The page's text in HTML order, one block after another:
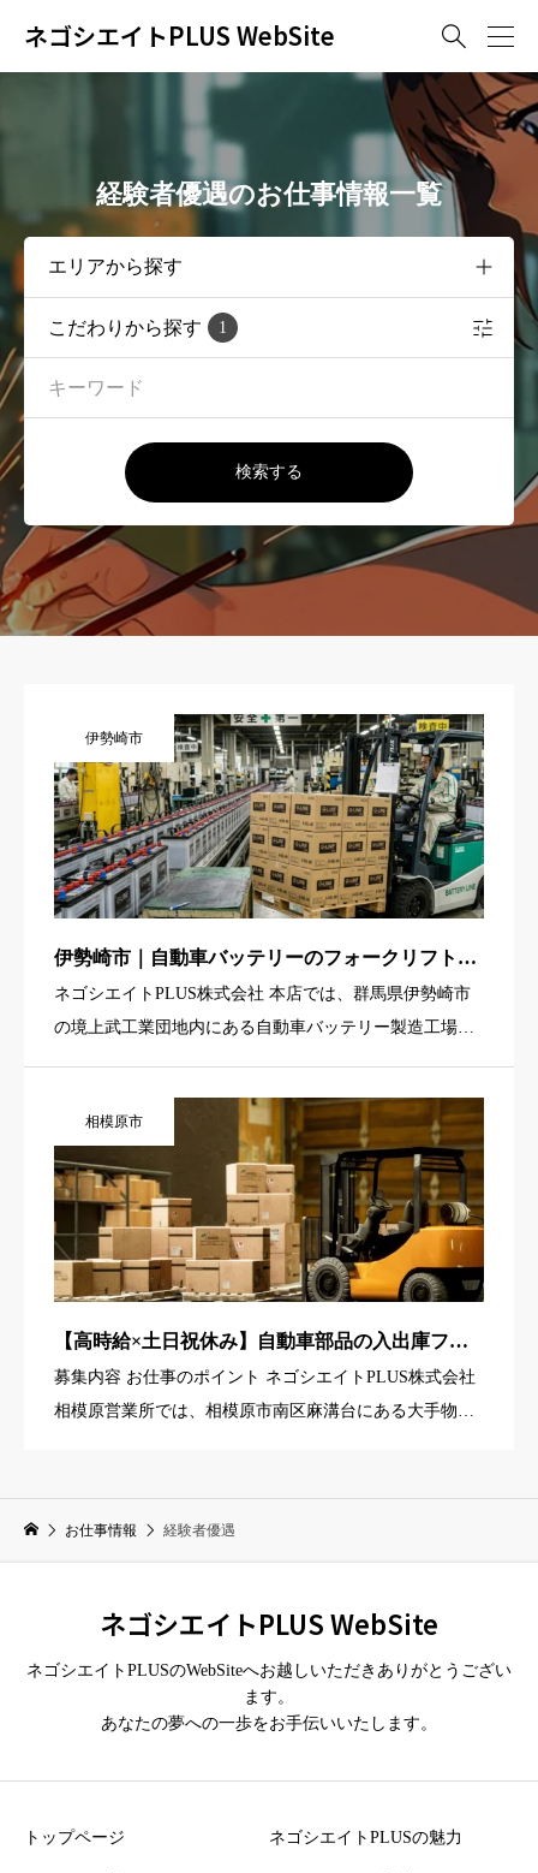
ネゴシエイトPLUS WebSite 
経験者優遇のお仕事情報一覧
こだわりから探す 1
検索する
伊勢崎市
伊勢崎市｜自動車バッテリーのフォークリフト運
搬スタッフ（カウンターフォーク経験者歓迎・4
勤2休・寮あり）
ネゴシエイトPLUS株式会社 本店では、群馬県伊勢崎市
の境上武工業団地内にある自動車バッテリー製造工場で
す。主な仕事は、自動車用バッテリー製品や部材の運
搬、入出荷作業、倉庫 […]
相模原市
【高時給×土日祝休み】自動車部品の入出庫フォ
ークリフトオペレーター／相模原市南区麻溝台
募集内容 お仕事のポイント ネゴシエイトPLUS株式会社
相模原営業所では、相模原市南区麻溝台にある大手物流
お仕事情報 経験者優遇
ネゴシエイトPLUS WebSite
ネゴシエイトPLUSのWebSiteへお越しいただきありがとうござい
ます。
あなたの夢への一歩をお手伝いいたします。
トップページ ネゴシエイトPLUSの魅力